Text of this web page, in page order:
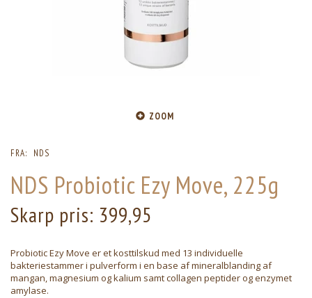
ZOOM
FRA: NDS
NDS Probiotic Ezy Move, 225g
Skarp pris: 399,95
Probiotic Ezy Move er et kosttilskud med 13 individuelle
bakteriestammer i pulverform i en base af mineralblanding af
mangan, magnesium og kalium samt collagen peptider og enzymet
amylase.